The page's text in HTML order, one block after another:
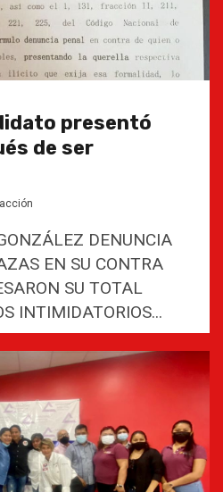
presentó
de ser
DENUNCIA
EN SU CONTRA
SU TOTAL
INTIMIDATORIOS...